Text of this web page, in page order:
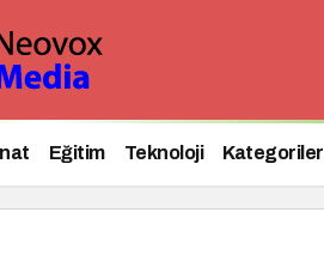
Eğitim Teknoloji Kategoriler